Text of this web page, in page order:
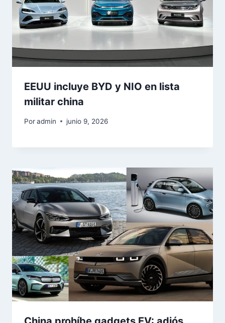
EEUU incluye BYD y NIO en lista
militar china
Poradmin junio 9, 2026